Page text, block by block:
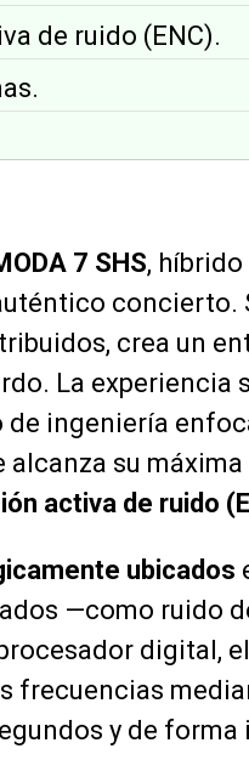
de ruido (ENC).
7 SHS,
concierto.
crea un
La experiencia
de ingeniería
alcanza su
activa de ruido
ubicados
—como ruido
digital,
frecuencias
y de forma